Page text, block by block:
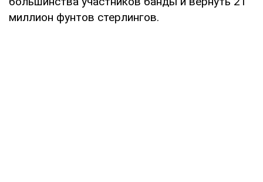
миллион фунтов стерлингов.